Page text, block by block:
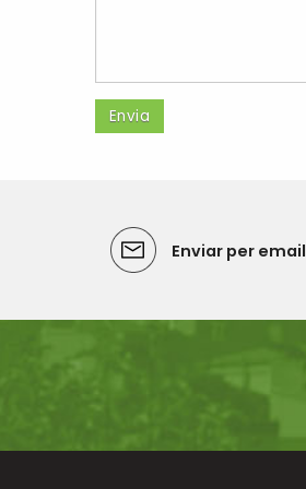
Enviar per email